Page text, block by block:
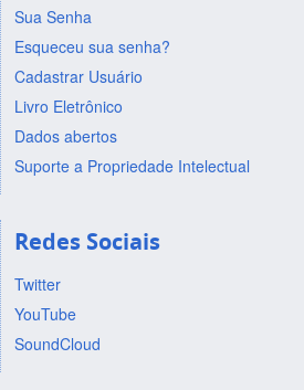
Sua Senha
Esqueceu sua senha?
Cadastrar Usuário
Livro Eletrônico
Dados abertos
Suporte a Propriedade Intelectual
Redes Sociais
Twitter
YouTube
SoundCloud